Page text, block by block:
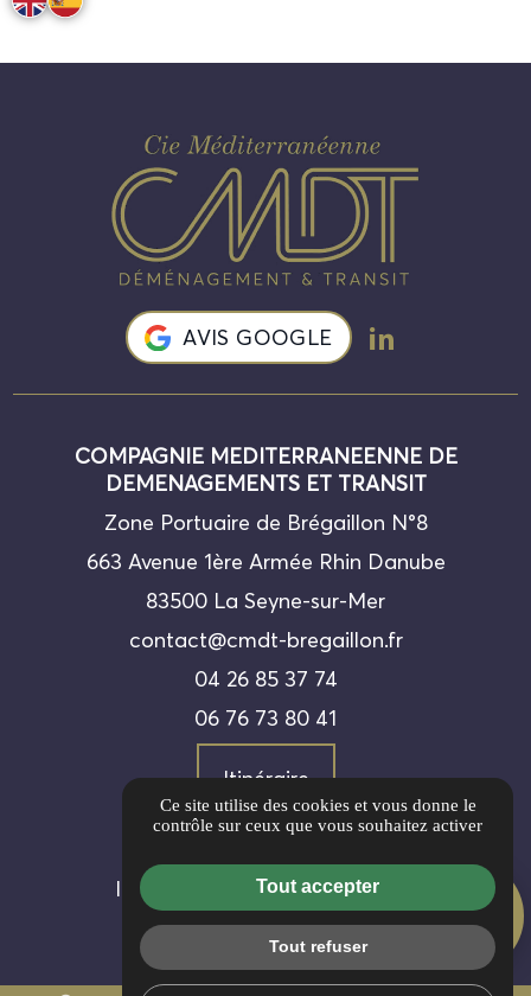
AVIS CLIENTS
5/5
AVIS GOOGLE
COMPAGNIE MEDITERRANEENNE DE
DEMENAGEMENTS ET TRANSIT
Zone Portuaire de Brégaillon N°8
663 Avenue 1ère Armée Rhin Danube
83500 La Seyne-sur-Mer
contact@cmdt-bregaillon.fr
04 26 85 37 74
06 76 73 80 41
Itinéraire
Informations complémentaires
Mentions légales
Politique de confidentialité
Ce site utilise des cookies et vous donne le
contrôle sur ceux que vous souhaitez activer
Tout accepter
Tout refuser